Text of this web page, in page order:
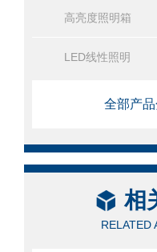
高亮度照明箱
LED线性照明
全部产
相
RELATED